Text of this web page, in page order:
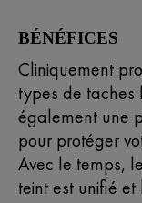
BÉNÉFICES
Cliniquement
types de taches
également une
pour protéger
Avec le temps,
teint est unifié et